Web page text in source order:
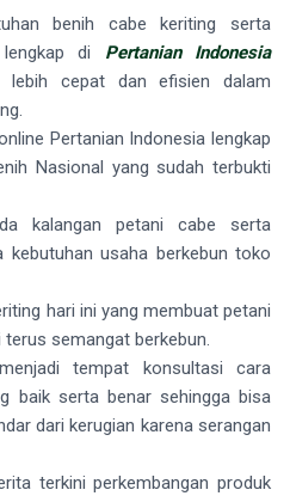
benih cabe keriting serta
di Pertanian Indonesia
lebih cepat dan efisien dalam
Pertanian Indonesia lengkap
Nasional yang sudah terbukti
kalangan petani cabe serta
kebutuhan usaha berkebun toko
hari ini yang membuat petani
semangat berkebun.
tempat konsultasi cara
baik serta benar sehingga bisa
dari kerugian karena serangan
terkini perkembangan produk